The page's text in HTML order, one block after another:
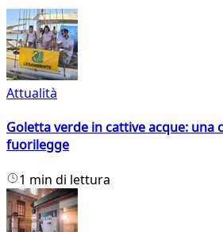
Attualità
Goletta verde in cattive acque: una
fuorilegge
1 min di lettura